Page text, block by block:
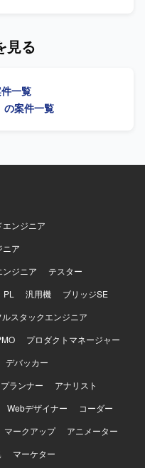
新、未来を拓くAI技術
LLMの技術探求、AIチ
ンジニアリングの実践
、それに適応できる有
極的な行動がとれ、協
を歓迎いたします。成
え、礼儀正しく謙虚で
ションに関するクラウ
アプリケーション開発を
見る
一覧
の案件一覧
ンジニア
ニア
ジニア
テスター
PL 汎用機
ブリッジSE
ルスタックエンジニア
プロダクトマネージャー
デバッカー
プランナー
アナリスト
Webデザイナー
コーダー
マークアップ
アニメーター
マーケター